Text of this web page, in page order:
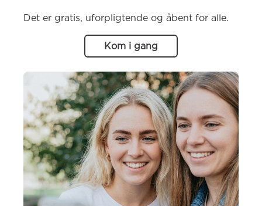
Det er gratis, uforpligtende og åbent for alle.
Kom i gang